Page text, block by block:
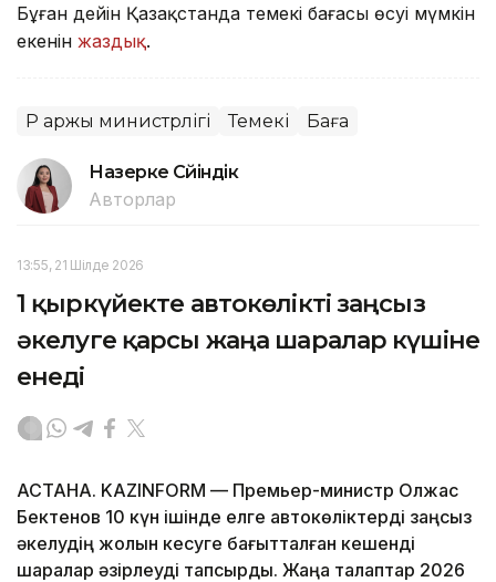
Бұған дейін Қазақстанда темекі бағасы өсуі мүмкін
екенін жаздық.
ҚР Қаржы министрлігі Темекі Баға
Назерке Сүйіндік
Авторлар
13:55, 21 Шілде 2026
1 қыркүйекте автокөлікті заңсыз
әкелуге қарсы жаңа шаралар күшіне
енеді
АСТАНА. KAZINFORM — Премьер-министр Олжас
Бектенов 10 күн ішінде елге автокөліктерді заңсыз
әкелудің жолын кесуге бағытталған кешенді
шаралар әзірлеуді тапсырды. Жаңа талаптар 2026